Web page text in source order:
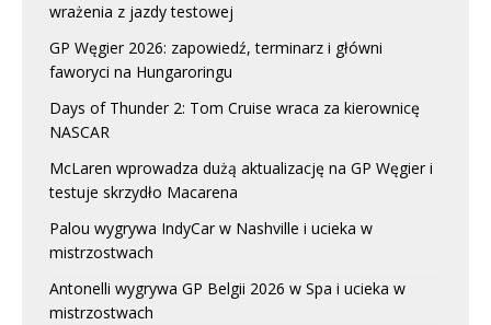
wrażenia z jazdy testowej
GP Węgier 2026: zapowiedź, terminarz i główni
faworyci na Hungaroringu
Days of Thunder 2: Tom Cruise wraca za kierownicę
NASCAR
McLaren wprowadza dużą aktualizację na GP Węgier i
testuje skrzydło Macarena
Palou wygrywa IndyCar w Nashville i ucieka w
mistrzostwach
Antonelli wygrywa GP Belgii 2026 w Spa i ucieka w
mistrzostwach